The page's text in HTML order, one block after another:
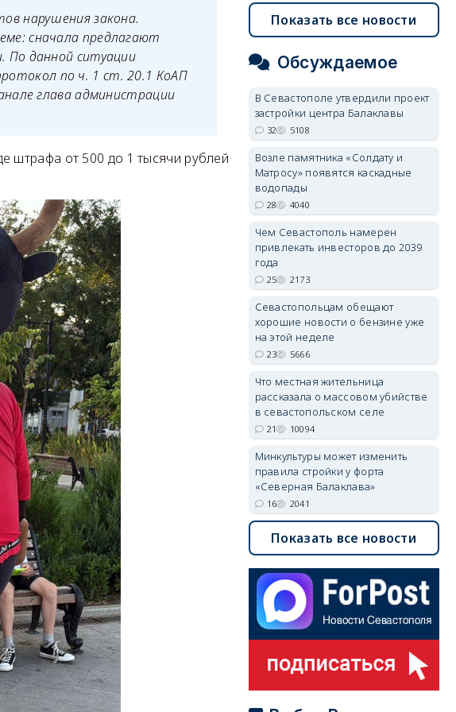
нарушения закона.
сначала предлагают
По данной ситуации
по ч. 1 ст. 20.1 КоАП
глава администрации
штрафа от 500 до 1 тысячи рублей
Показать все новости
Обсуждаемое
В Севастополе утвердили проект
застройки центра Балаклавы
32 5108
Возле памятника «Солдату и
Матросу» появятся каскадные
водопады
28 4040
Чем Севастополь намерен
привлекать инвесторов до 2039
года
25 2173
Севастопольцам обещают
хорошие новости о бензине уже
на этой неделе
23 5666
Что местная жительница
рассказала о массовом убийстве
в севастопольском селе
21 10094
Минкультуры может изменить
правила стройки у форта
«Северная Балаклава»
16 2041
Показать все новости